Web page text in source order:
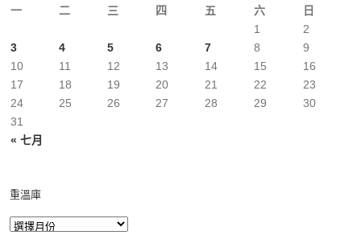
一
二 三 四 五 六 日
« 七月
1
2
3
4 5 6 7 8
9
10
11 12 13 14 15
16
17
18 19 20 21 22
23
24
25 26 27 28 29
30
31
重溫庫